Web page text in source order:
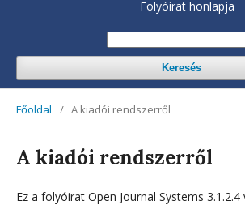
Folyóirat honlapja
Keresés
Főoldal / A kiadói rendszerről
A kiadói rendszerről
Ez a folyóirat Open Journal Systems